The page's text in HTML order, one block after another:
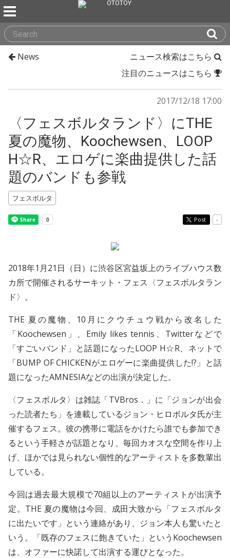
News
ニュース検索はこちら
注目のニュースはこちら
2017/12/18 17:00
〈フェスボルタランド〉にTHE
夏の魔物、Koochewsen、LOOP
H☆R、エロゲに楽曲提供した話
題のバンドも参戦
フェスボルタ
Post -
2018年1月21日（日）に渋谷区宮益坂上のライブハウス数
カ所で開催されるサーキット・フェス〈フェスボルタラン
ド〉。
THE 夏の魔物、10月にクウチュウ戦から改名した
「Koochewsen」、Emily likes tennis、Twitterなどで
「すごいバンド」と話題になったLOOP H☆R、ネットで
「BUMP OF CHICKENがエロゲーに楽曲提供した!?」と話
題になったAMNESIAなどの出演が決定した。
〈フェスボルタ〉は雑誌「TVBros．」に「ジョンが出会
った読者たち」を連載しているジョン・ヒロボルタ氏が主
催するフェス。彼の携帯に電話をかけたら誰でも参加でき
るという手軽さが話題となり、毎回カオスな空間を作り上
げ、ほかでは見られない個性的なアーティストを多数輩出
している。
今回は過去最大規模で70組以上のアーティストが出演予
定。THE 夏の魔物は今回、成田大致から「フェスボルタ
に出たいです」という連絡があり、ジョン本人も驚いたと
いう。「既存のフェスに飽きていた」というKoochewsen
は、オファーに快諾して出演する運びとなった。